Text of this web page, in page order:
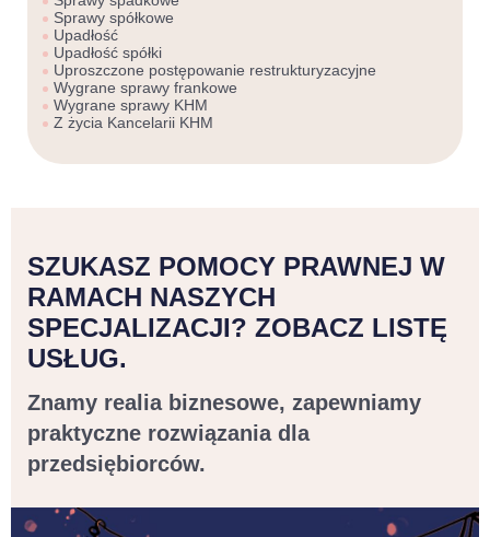
Sprawy spółkowe
Upadłość
Upadłość spółki
Uproszczone postępowanie restrukturyzacyjne
Wygrane sprawy frankowe
Wygrane sprawy KHM
Z życia Kancelarii KHM
SZUKASZ POMOCY PRAWNEJ W
RAMACH NASZYCH
SPECJALIZACJI? ZOBACZ LISTĘ
USŁUG.
Znamy realia biznesowe, zapewniamy
praktyczne rozwiązania dla
przedsiębiorców.